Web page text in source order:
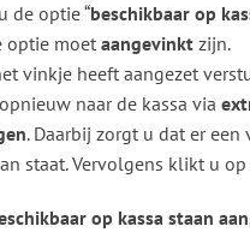
de optie “beschikbaar op
optie moet aangevinkt zijn.
vinkje heeft aangezet
naar de kassa via
. Daarbij zorgt u dat er
staat. Vervolgens klikt u
op kassa staan